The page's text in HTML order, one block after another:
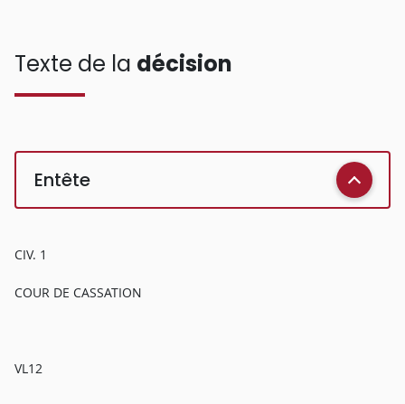
Texte de la décision
Entête
CIV. 1
COUR DE CASSATION
VL12